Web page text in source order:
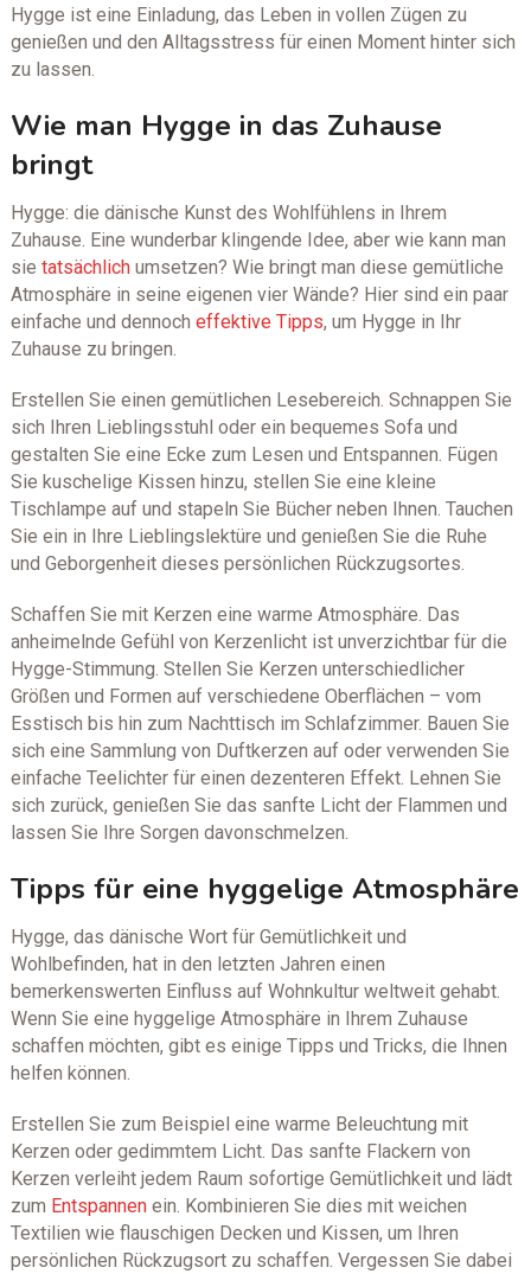
Hygge ist eine Einladung, das Leben in vollen Zügen zu
genießen und den Alltagsstress für einen Moment hinter sich
zu lassen.
Wie man Hygge in das Zuhause
bringt
Hygge: die dänische Kunst des Wohlfühlens in Ihrem
Zuhause. Eine wunderbar klingende Idee, aber wie kann man
sie tatsächlichumsetzen? Wie bringt man diese gemütliche
Atmosphäre in seine eigenen vier Wände? Hier sind ein paar
einfache und dennoch effektive Tipps, um Hygge in Ihr
Zuhause zu bringen.
Erstellen Sie einen gemütlichen Lesebereich. Schnappen Sie
sich Ihren Lieblingsstuhl oder ein bequemes Sofa und
gestalten Sie eine Ecke zum Lesen und Entspannen. Fügen
Sie kuschelige Kissen hinzu, stellen Sie eine kleine
Tischlampe auf und stapeln Sie Bücher neben Ihnen. Tauchen
Sie ein in Ihre Lieblingslektüre und genießen Sie die Ruhe
und Geborgenheit dieses persönlichen Rückzugsortes.
Schaffen Sie mit Kerzen eine warme Atmosphäre. Das
anheimelnde Gefühl von Kerzenlicht ist unverzichtbar für die
Hygge-Stimmung. Stellen Sie Kerzen unterschiedlicher
Größen und Formen auf verschiedene Oberflächen – vom
Esstisch bis hin zum Nachttisch im Schlafzimmer. Bauen Sie
sich eine Sammlung von Duftkerzen auf oder verwenden Sie
einfache Teelichter für einen dezenteren Effekt. Lehnen Sie
sich zurück, genießen Sie das sanfte Licht der Flammen und
lassen Sie Ihre Sorgen davonschmelzen.
Tipps für eine hyggelige Atmosphäre
Hygge, das dänische Wort für Gemütlichkeit und
Wohlbefinden, hat in den letzten Jahren einen
bemerkenswerten Einfluss auf Wohnkultur weltweit gehabt.
Wenn Sie eine hyggelige Atmosphäre in Ihrem Zuhause
schaffen möchten, gibt es einige Tipps und Tricks, die Ihnen
helfen können.
Erstellen Sie zum Beispiel eine warme Beleuchtung mit
Kerzen oder gedimmtem Licht. Das sanfte Flackern von
Kerzen verleiht jedem Raum sofortige Gemütlichkeit und lädt
zum Entspannenein. Kombinieren Sie dies mit weichen
Textilien wie flauschigen Decken und Kissen, um Ihren
persönlichen Rückzugsort zu schaffen. Vergessen Sie dabei